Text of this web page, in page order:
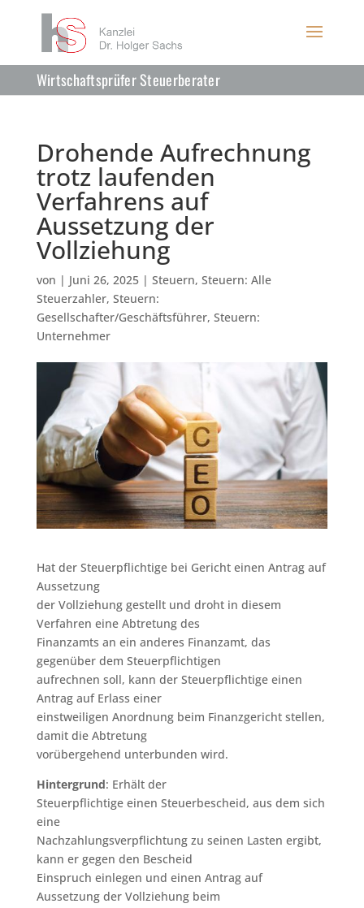
Wirtschaftsprüfer Steuerberater
Drohende Aufrechnung
trotz laufenden
Verfahrens auf
Aussetzung der
Vollziehung
von | Juni 26, 2025| Steuern, Steuern: Alle
Steuerzahler, Steuern:
Gesellschafter/Geschäftsführer, Steuern:
Unternehmer
Hat der Steuerpflichtige bei Gericht einen Antrag auf
Aussetzung
der Vollziehung gestellt und droht in diesem
Verfahren eine Abtretung des
Finanzamts an ein anderes Finanzamt, das
gegenüber dem Steuerpflichtigen
aufrechnen soll, kann der Steuerpflichtige einen
Antrag auf Erlass einer
einstweiligen Anordnung beim Finanzgericht stellen,
damit die Abtretung
vorübergehend unterbunden wird.
Hintergrund: Erhält der
Steuerpflichtige einen Steuerbescheid, aus dem sich
eine
Nachzahlungsverpflichtung zu seinen Lasten ergibt,
kann er gegen den Bescheid
Einspruch einlegen und einen Antrag auf
Aussetzung der Vollziehung beim